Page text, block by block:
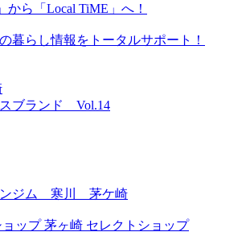
から「Local TiME」へ！
暮らし情報をトータルサポート！
ブランド Vol.14
ンジム 寒川 茅ケ崎
ップ 茅ヶ崎 セレクトショップ